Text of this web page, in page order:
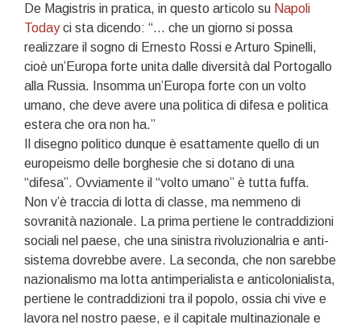
De Magistris in pratica, in questo articolo su Napoli
Todayci sta dicendo: “… che un giorno si possa
realizzare il sogno di Ernesto Rossi e Arturo Spinelli,
cioè un’Europa forte unita dalle diversità dal Portogallo
alla Russia. Insomma un’Europa forte con un volto
umano, che deve avere una politica di difesa e politica
estera che ora non ha.”
Il disegno politico dunque è esattamente quello di un
europeismo delle borghesie che si dotano di una
“difesa”. Ovviamente il “volto umano” è tutta fuffa.
Non v’è traccia di lotta di classe, ma nemmeno di
sovranità nazionale. La prima pertiene le contraddizioni
sociali nel paese, che una sinistra rivoluzionalria e anti-
sistema dovrebbe avere. La seconda, che non sarebbe
nazionalismo ma lotta antimperialista e anticolonialista,
pertiene le contraddizioni tra il popolo, ossia chi vive e
lavora nel nostro paese, e il capitale multinazionale e